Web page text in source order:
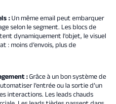
: Un même email peut embarquer
selon le segment. Les blocs de
dynamiquement l’objet, le visuel
: moins d’envois, plus de
:Grâce à un bon système de
l’entrée ou la sortie d’un
interactions. Les leads chauds